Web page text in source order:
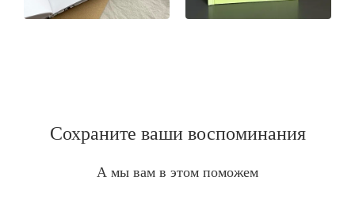
Сохраните ваши воспоминания
А мы вам в этом поможем